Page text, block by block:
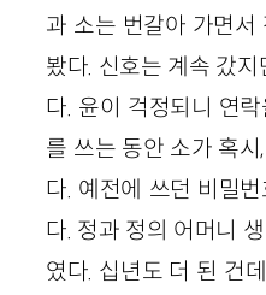
과 소는 번갈아 가면서
봤다. 신호는 계속 갔
다. 윤이 걱정되니 연
를 쓰는 동안 소가 혹
다. 예전에 쓰던 비밀
다. 정과 정의 어머니
였다. 십년도 더 된 건